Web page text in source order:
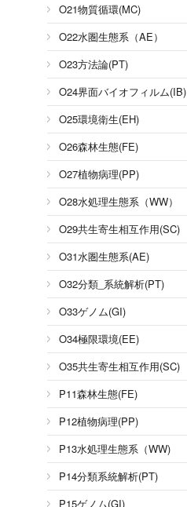
O21物質循環(MC)
O22水圏生態系（AE）
O23方法論(PT)
O24界面バイオフィルム(IB)
O25環境衛生(EH)
O26森林生態(FE)
O27植物病理(PP)
O28水処理生態系（WW）
O29共生寄生相互作用(SC)
O31水圏生態系(AE)
O32分類_系統解析(PT)
O33ゲノム(GI)
O34極限環境(EE)
O35共生寄生相互作用(SC)
P11森林生態(FE)
P12植物病理(PP)
P13水処理生態系（WW)
P14分類系統解析(PT)
P15ゲノム(GI)